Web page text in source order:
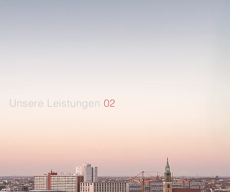
Unsere Leistungen 02
Existenzgründungen
Unternehmensnachfolge